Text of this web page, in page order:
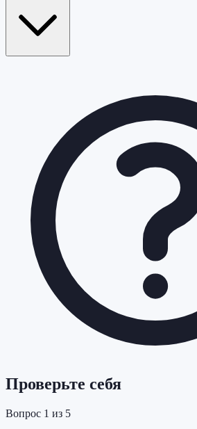
Проверьте себя
Вопрос 1 из 5